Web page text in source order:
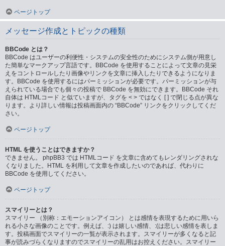
ページトップ
メッセージ作成とトピックの種類
BBCode とは？
BBCode はユーザーの利便性・システムの安全性のためにシステム側が用意し
た簡単なマークアップ言語です。BBCode を使用することによって文章の見栄
えをコントロールしたり画像やリンクを文章に挿入したりできるようになりま
す。BBCode を使用するにはパーミッションが必要です。パーミッションが与
えられている場合でも個々の投稿で BBCode を無効にできます。BBCode それ
自体は HTMLコード と似ていますが、タグを < > ではなく [ ] で閉じる点が異な
ります。より詳しい情報は投稿画面内の “BBCode” リンクをクリックしてくだ
さい。
ページトップ
HTML を使うことはできますか？
できません。 phpBB3 では HTMLコード を文章に含めてもレンダリングされな
くなりました。HTML を利用して文章を作成したいのであれば、代わりに
BBCode を使用してください。
ページトップ
スマイリーとは？
スマイリー （別称：エモーションアイコン） とは感情を表現するために用いら
れる小さな画像のことです。例えば、:) は嬉しい感情、:(は悲しい感情を表しま
す。投稿画面でスマイリーの一覧が表示されます。スマイリーが多くなると記
事が読みづらくなりますのでスマイリーの乱用はお控えください。スマイリー